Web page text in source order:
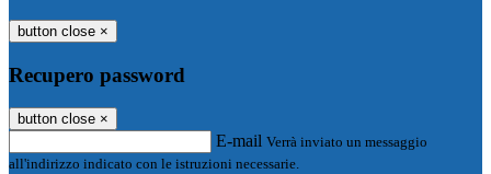
button close ×
Recupero password
button close ×
E-mail Verrà inviato un messaggio
all'indirizzo indicato con le istruzioni necessarie.